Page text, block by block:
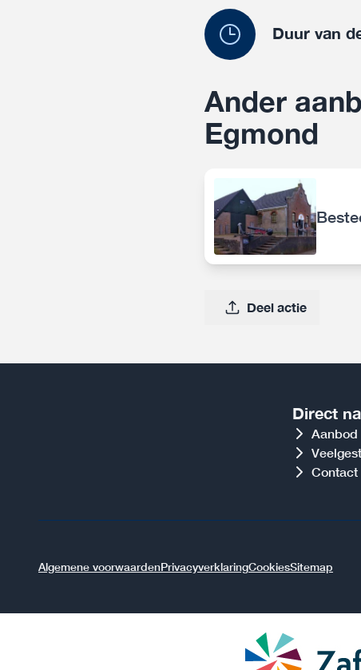
Duur van
Ander
Egmond
Deel actie
Direct
Aanbod
Contact
Algemene voorwaardenPrivacyverklaringCookiesSitemap